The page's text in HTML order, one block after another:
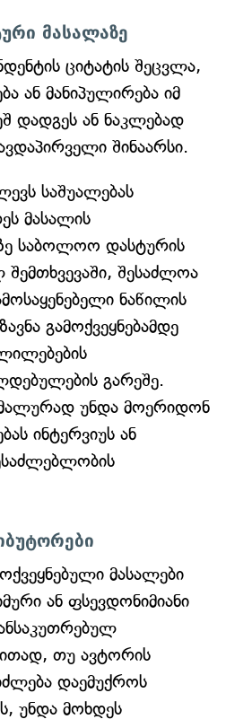
მასალაზე
ციტატის შეცვლა,
ან მანიპულირება იმ
დადგეს ან ნაკლებად
შინაარსი.
საშუალებას
მასალის
საბოლოო დასტურის
შესაძლოა
ნაწილის
გამოქვეყნებამდე
გარეშე.
უნდა მოერიდონ
ინტერვიუს ან
მასალები
ან ფსევდონიმიანი
თუ ავტორის
დაემუქროს
უნდა მოხდეს